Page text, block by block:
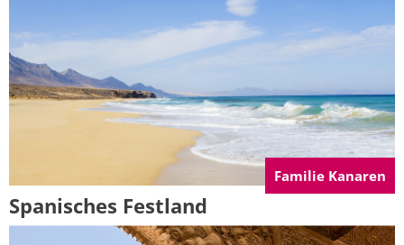
Familie Kanaren
Spanisches Festland